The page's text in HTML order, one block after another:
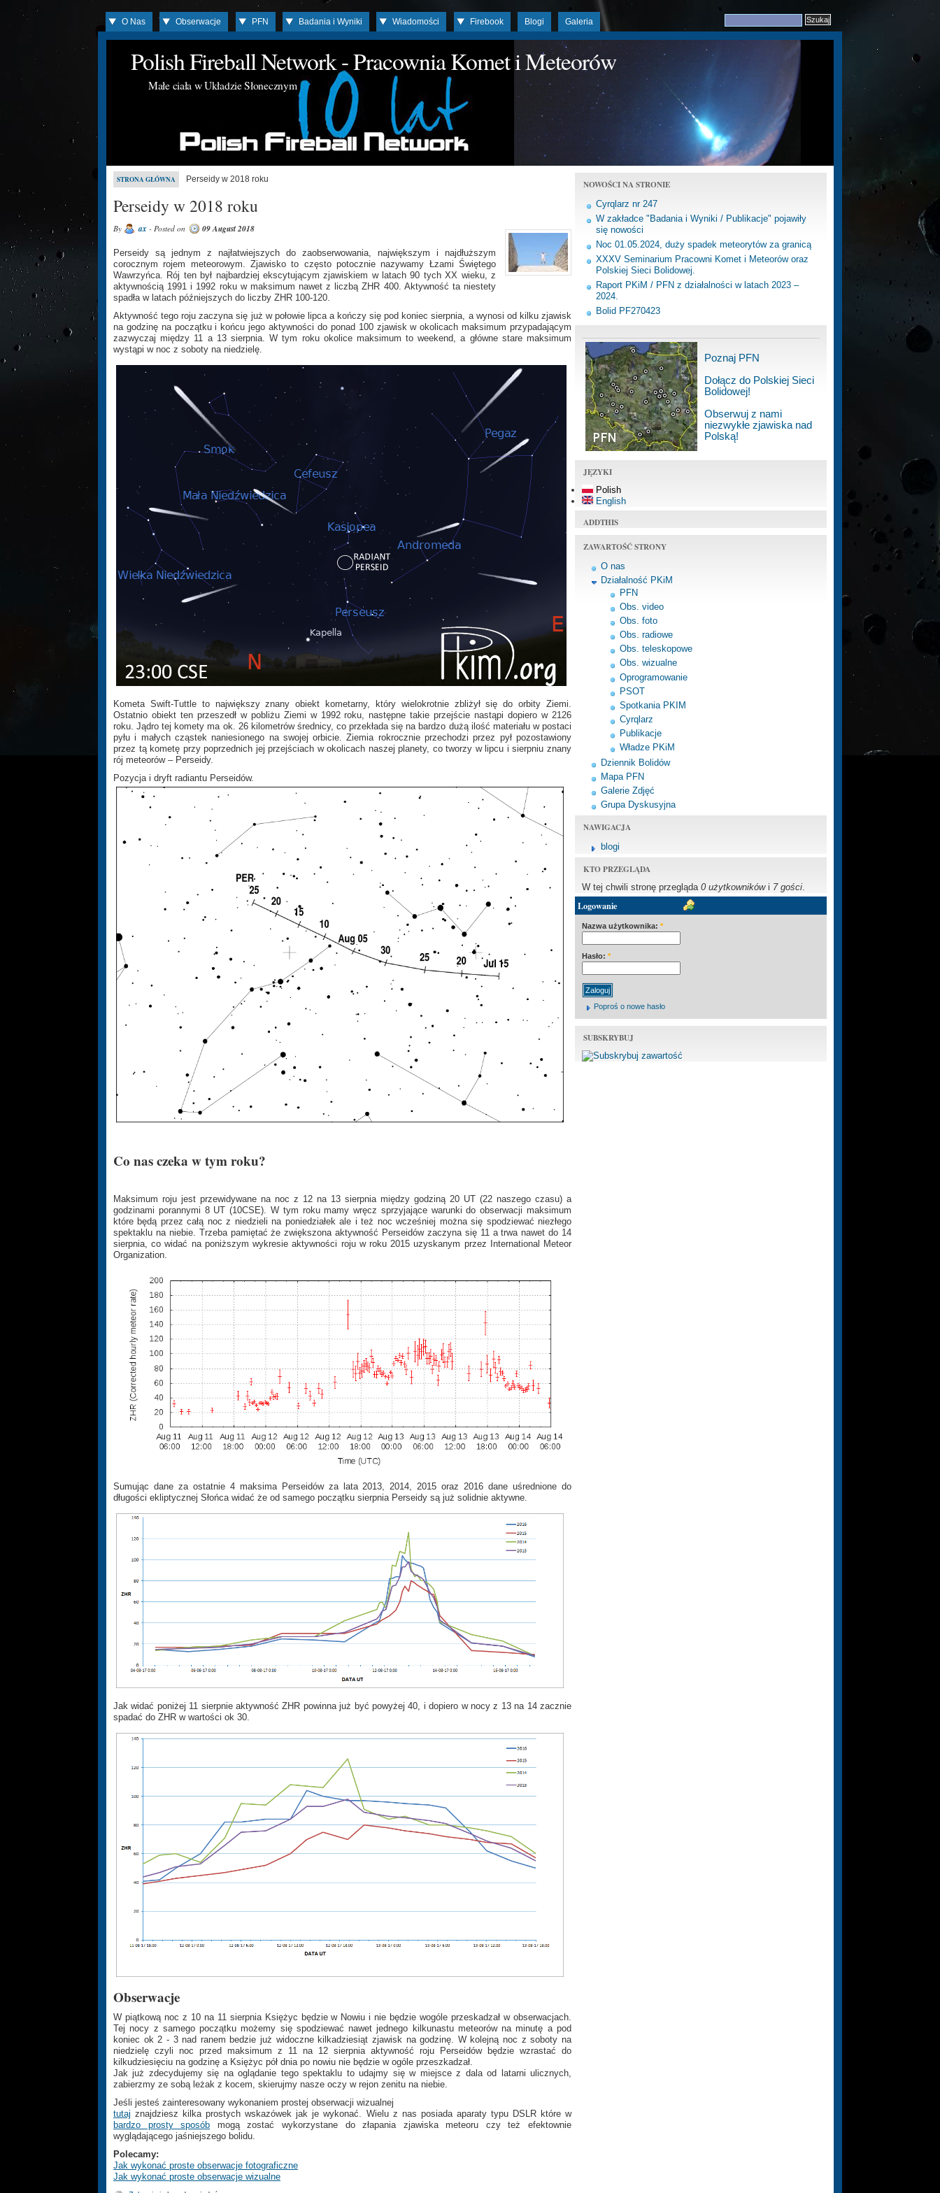
O Nas Obserwacje PFN Badania i Wyniki Wiadomości Firebook Blogi Galeria
Polish Fireball Network - Pracownia Komet i Meteorów
Małe ciała w Układzie Słonecznym
STRONA GŁÓWNA Perseidy w 2018 roku
Perseidy w 2018 roku
By ax - Posted on 09 August 2018
Perseidy są jednym z najłatwiejszych do zaobserwowania, największym i najdłuższym
corocznym rojem meteorowym. Zjawisko to często potocznie nazywamy Łzami Świętego
Wawrzyńca. Rój ten był najbardziej ekscytującym zjawiskiem w latach 90 tych XX wieku, z
aktywnością 1991 i 1992 roku w maksimum nawet z liczbą ZHR 400. Aktywność ta niestety
spadła w latach późniejszych do liczby ZHR 100-120.
Aktywność tego roju zaczyna się już w połowie lipca a kończy się pod koniec sierpnia, a wynosi od kilku zjawisk
na godzinę na początku i końcu jego aktywności do ponad 100 zjawisk w okolicach maksimum przypadającym
zazwyczaj między 11 a 13 sierpnia. W tym roku okolice maksimum to weekend, a główne stare maksimum
wystąpi w noc z soboty na niedzielę.
Kometa Swift-Tuttle to największy znany obiekt kometarny, który wielokrotnie zbliżył się do orbity Ziemi.
Ostatnio obiekt ten przeszedł w pobliżu Ziemi w 1992 roku, następne takie przejście nastąpi dopiero w 2126
roku. Jądro tej komety ma ok. 26 kilometrów średnicy, co przekłada się na bardzo dużą ilość materiału w postaci
pyłu i małych cząstek naniesionego na swojej orbicie. Ziemia rokrocznie przechodzi przez pył pozostawiony
przez tą kometę przy poprzednich jej przejściach w okolicach naszej planety, co tworzy w lipcu i sierpniu znany
rój meteorów – Perseidy.
Pozycja i dryft radiantu Perseidów.
Co nas czeka w tym roku?
Maksimum roju jest przewidywane na noc z 12 na 13 sierpnia między godziną 20 UT (22 naszego czasu) a
godzinami porannymi 8 UT (10CSE). W tym roku mamy wręcz sprzyjające warunki do obserwacji maksimum
które będą przez całą noc z niedzieli na poniedziałek ale i też noc wcześniej można się spodziewać niezłego
spektaklu na niebie. Trzeba pamiętać że zwiększona aktywność Perseidów zaczyna się 11 a trwa nawet do 14
sierpnia, co widać na poniższym wykresie aktywności roju w roku 2015 uzyskanym przez International Meteor
Organization.
Sumując dane za ostatnie 4 maksima Perseidów za lata 2013, 2014, 2015 oraz 2016 dane uśrednione do
długości ekliptycznej Słońca widać że od samego początku sierpnia Perseidy są już solidnie aktywne.
Jak widać poniżej 11 sierpnie aktywność ZHR powinna już być powyżej 40, i dopiero w nocy z 13 na 14 zacznie
spadać do ZHR w wartości ok 30.
Obserwacje
W piątkową noc z 10 na 11 sierpnia Księżyc będzie w Nowiu i nie będzie wogóle przeskadzał w obserwacjach.
Tej nocy z samego początku możemy się spodziewać nawet jednego kilkunastu meteorów na minutę a pod
koniec ok 2 - 3 nad ranem bedzie już widoczne kilkadziesiąt zjawisk na godzinę. W kolejną noc z soboty na
niedzielę czyli noc przed maksimum z 11 na 12 sierpnia aktywność roju Perseidów będzie wzrastać do
kilkudziesięciu na godzinę a Księżyc pół dnia po nowiu nie będzie w ogóle przeszkadzał.
Jak już zdecydujemy się na oglądanie tego spektaklu to udajmy się w miejsce z dala od latarni ulicznych,
zabierzmy ze sobą leżak z kocem, skierujmy nasze oczy w rejon zenitu na niebie.
Jeśli jesteś zainteresowany wykonaniem prostej obserwacji wizualnej
tutaj znajdziesz kilka prostych wskazówek jak je wykonać. Wielu z nas posiada aparaty typu DSLR które w
bardzo prosty sposób mogą zostać wykorzystane do złapania zjawiska meteoru czy też efektownie
wyglądającego jaśniejszego bolidu.
Polecamy:
Jak wykonać proste obserwacje fotograficzne
Jak wykonać proste obserwacje wizualne
NOWOŚCI NA STRONIE
Cyrqlarz nr 247
W zakładce "Badania i Wyniki / Publikacje" pojawiły
się nowości
Noc 01.05.2024, duży spadek meteorytów za granicą
XXXV Seminarium Pracowni Komet i Meteorów oraz
Polskiej Sieci Bolidowej.
Raport PKiM / PFN z działalności w latach 2023 –
2024.
Bolid PF270423
Poznaj PFN
Dołącz do Polskiej Sieci
Bolidowej!
Obserwuj z nami
niezwykłe zjawiska nad
Polską!
JĘZYKI
Polish
English
ADDTHIS
ZAWARTOŚĆ STRONY
O nas
Działalność PKiM
PFN
Obs. video
Obs. foto
Obs. radiowe
Obs. teleskopowe
Obs. wizualne
Oprogramowanie
PSOT
Spotkania PKIM
Cyrqlarz
Publikacje
Władze PKiM
Dziennik Bolidów
Mapa PFN
Galerie Zdjęć
Grupa Dyskusyjna
NAWIGACJA
blogi
KTO PRZEGLĄDA
W tej chwili stronę przegląda 0 użytkownikówi 7 gości
Logowanie
Nazwa użytkownika: *
Hasło: *
Poproś o nowe hasło
SUBSKRYBUJ